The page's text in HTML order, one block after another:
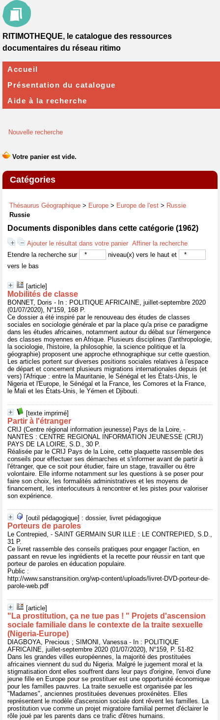
Nouvelle recherche
Catégories
Thésaurus Géographique > Europe > Europe de l'est > Russie
Russie
Documents disponibles dans cette catégorie (1962)
Ajouter le résultat dans votre panier Affiner la recherche
Etendre la recherche sur
niveau(x) vers le haut et
vers le bas
[article]
Mobilités de classe
BONNET, Doris - In : POLITIQUE AFRICAINE, juillet-septembre 2020
(01/07/2020), N°159, 168 P.
Ce dossier a été inspiré par le renouveau des études de classes
sociales en sociologie générale et par la place qu'a prise ce paradigme
dans les études africaines, notamment autour du débat sur l'émergence
des classes moyennes en Afrique. Plusieurs disciplines (l'anthropologie,
la sociologie, l'histoire, la philosophie, la science politique et la
géographie) proposent une approche ethnographique sur cette question.
Les articles portent sur diverses positions sociales relatives à l'espace
de départ et concernent plusieurs migrations internationales depuis (et
vers) l'Afrique : entre la Mauritanie, le Sénégal et les États-Unis, le
Nigeria et l'Europe, le Sénégal et la France, les Comores et la France,
le Mali et les États-Unis, le Yémen et Djibouti.
[texte imprimé]
Partir à l'étranger
CRIJ (Centre régional information jeunesse) Pays de la Loire, -
NANTES : CENTRE REGIONAL INFORMATION JEUNESSE (CRIJ)
PAYS DE LA LOIRE, S.D., 30 P.
Réalisée par le CRIJ Pays de la Loire, cette plaquette rassemble des
conseils pour effectuer ses démarches et s'informer avant de partir à
l'étranger, que ce soit pour étudier, faire un stage, travailler ou être
volontaire. Elle informe notamment sur les questions à se poser pour
faire son choix, les formalités administratives et les moyens de
financement, les interlocuteurs à rencontrer et les pistes pour valoriser
son expérience.
[outil pédagogique] : dossier, livret pédagogique
Porteurs de paroles
Le Contrepied, - SAINT GERMAIN SUR ILLE : LE CONTREPIED, S.D.,
31 P.
Ce livret rassemble des conseils pratiques pour engager l'action, en
passant en revue les ingrédients et la recette pour réussir en tant que
porteur de paroles en éducation populaire.
Public :
http://www.sanstransition.org/wp-content/uploads/livret-DVD-porteur-de-
parole-web.pdf
[article]
"La prostitution, ça ne tue pas ! " Projets d'ascension
sociale familiale dans le contexte de la traite sexuelle
(Nigeria-Europe)
DIAGBOYA, Precious ; SIMONI, Vanessa - In : POLITIQUE
AFRICAINE, juillet-septembre 2020 (01/07/2020), N°159, P. 51-82
Dans les grandes villes européennes, la majorité des prostituées
africaines viennent du sud du Nigeria. Malgré le jugement moral et la
stigmatisation dont elles souffrent dans leur pays d'origine, l'envoi d'une
jeune fille en Europe pour se prostituer est une opportunité économique
pour les familles pauvres. La traite sexuelle est organisée par les
"Madames", anciennes prostituées devenues proxénètes. Elles
représentent le modèle d'ascension sociale dont rêvent les familles. La
prostitution vue comme un projet migratoire familial permet d'éclairer le
rôle joué par les parents dans ce trafic d'êtres humains.
RITIMOTHEQUE, le catalogue des ressources
documentaires du réseau ritimo
Accueil
Présentation du catalogue
Aide à la recherche